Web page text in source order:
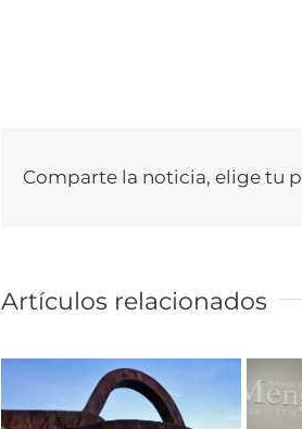
Comparte la noticia, elige tu
Artículos relacionados